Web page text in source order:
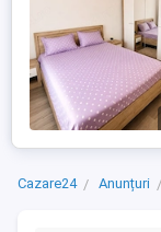
Cazare24 Anunțuri